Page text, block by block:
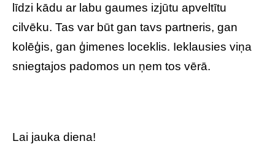
līdzi kādu ar labu gaumes izjūtu apveltītu
cilvēku. Tas var būt gan tavs partneris, gan
kolēģis, gan ģimenes loceklis. Ieklausies viņa
sniegtajos padomos un ņem tos vērā.
Lai jauka diena!